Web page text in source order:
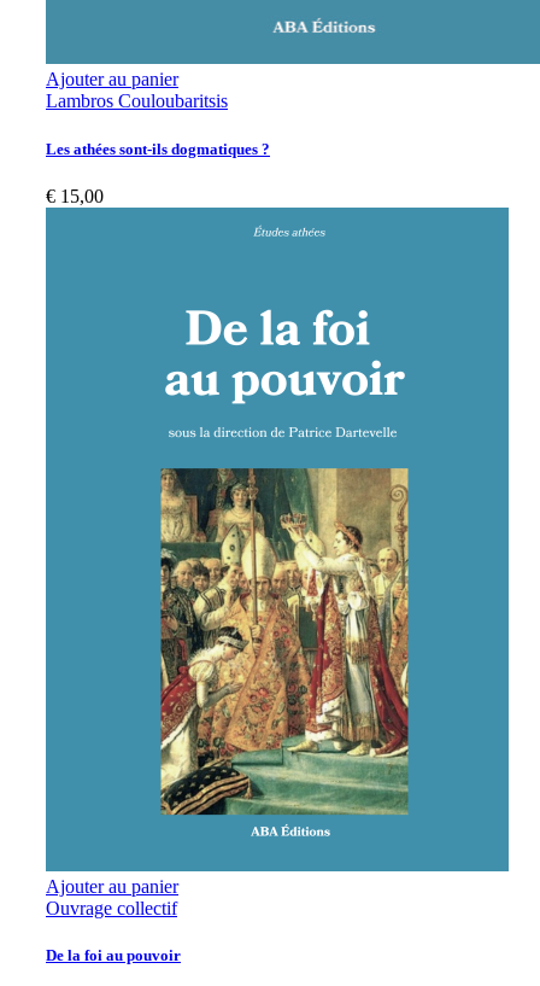
Ajouter au panier
Lambros Couloubaritsis
Les athées sont-ils dogmatiques ?
€ 15,00
Ajouter au panier
Ouvrage collectif
De la foi au pouvoir